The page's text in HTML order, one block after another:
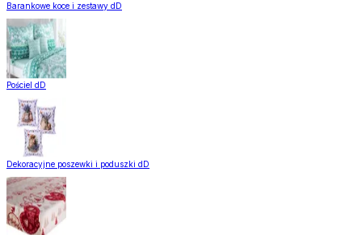
Barankowe koce i zestawy dD
Pościel dD
Dekoracyjne poszewki i poduszki dD